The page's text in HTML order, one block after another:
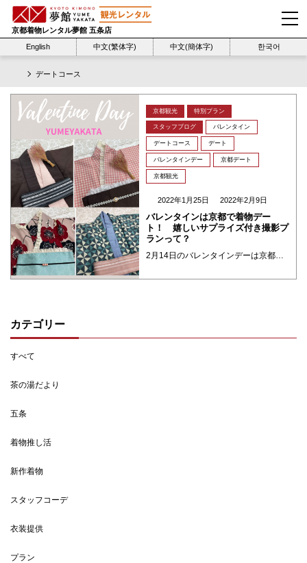
京都着物レンタル夢館 五条店
English
中文(繁体字) 中文(簡体字) 한국어
デートコース
カテゴリー
すべて
茶の湯だより
五条
着物推し活
新作着物
スタッフコーデ
衣装提供
プラン
京都観光 特別プラン
スタッフブログ バレンタイン
デートコース デート
バレンタインデー 京都デート
京都観光
2022年1月25日 2022年2月9日
バレンタインは京都で着物デー
ト！ 嬉しいサプライズ付き撮影プ
ランって？
2月14日のバレンタインデーは京都で着物デートはいかがでしょうか？夢館おススメのリンクコーデやデートコース、そしてロケーション撮影プランとサプライズの花束オプションなどをご紹介します。